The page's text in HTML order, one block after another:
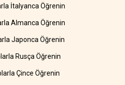
İtalyanca Öğrenin
Almanca Öğrenin
Japonca Öğrenin
Rusça Öğrenin
Çince Öğrenin